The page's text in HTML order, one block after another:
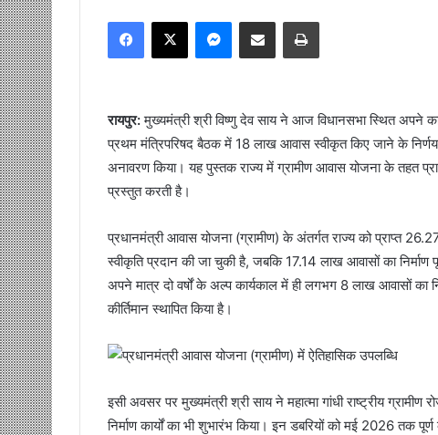
Facebook
X Messenger
Share via Email Print
रायपुर:मुख्यमंत्री श्री विष्णु देव साय ने आज विधानसभा स्थित अपने
प्रथम मंत्रिपरिषद बैठक में 18 लाख आवास स्वीकृत किए जाने के
अनावरण किया। यह पुस्तक राज्य में ग्रामीण आवास योजना के तहत
प्रस्तुत करती है।
प्रधानमंत्री आवास योजना (ग्रामीण) के अंतर्गत राज्य को प्राप्त
स्वीकृति प्रदान की जा चुकी है, जबकि 17.14 लाख आवासों का
अपने मात्र दो वर्षों के अल्प कार्यकाल में ही लगभग 8 लाख आवासों का
कीर्तिमान स्थापित किया है।
इसी अवसर पर मुख्यमंत्री श्री साय ने महात्मा गांधी राष्ट्रीय
निर्माण कार्यों का भी शुभारंभ किया। इन डबरियों को मई 2026 तक